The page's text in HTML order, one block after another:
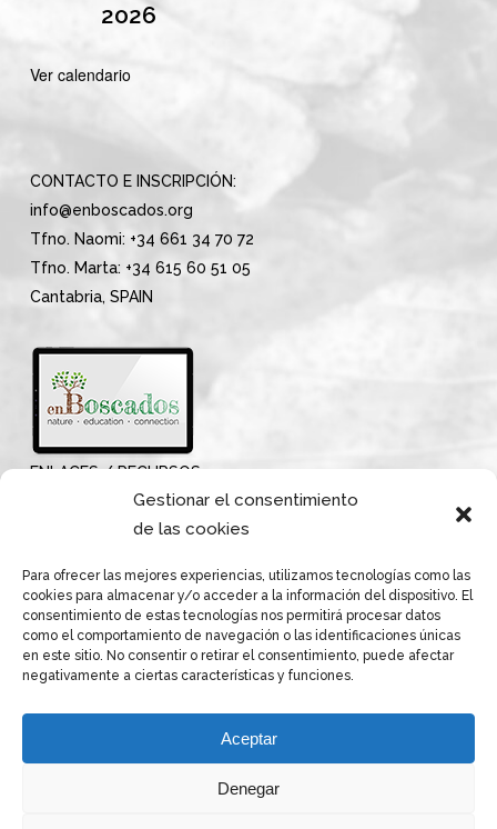
Gestionar el consentimiento
de las cookies
Para ofrecer las mejores experiencias, utilizamos tecnologías como las
cookies para almacenar y/o acceder a la información del dispositivo. El
consentimiento de estas tecnologías nos permitirá procesar datos
como el comportamiento de navegación o las identificaciones únicas
en este sitio. No consentir o retirar el consentimiento, puede afectar
negativamente a ciertas características y funciones.
Aceptar
Denegar
2026
Ver calendario
CONTACTO E INSCRIPCIÓN:
info@enboscados.org
Tfno. Naomi: +34 661 34 70 72
Tfno. Marta: +34 615 60 51 05
Cantabria, SPAIN
ENLACES / RECURSOS